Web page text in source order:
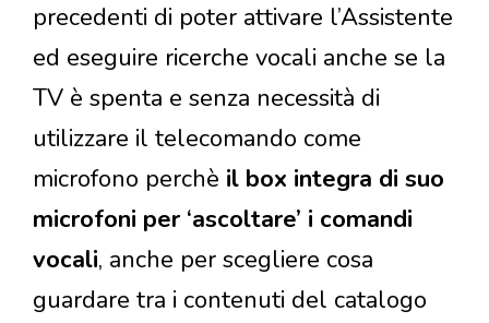
precedenti di poter attivare l’Assistente
ed eseguire ricerche vocali anche se la
TV è spenta e senza necessità di
utilizzare il telecomando come
microfono perchè il box integra di suo
microfoni per ‘ascoltare’ i comandi
vocali, anche per scegliere cosa
guardare tra i contenuti del catalogo